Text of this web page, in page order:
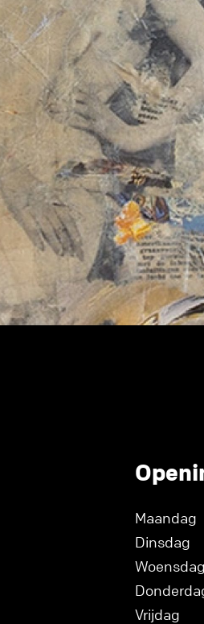
Maandag
Dinsdag
Woensdag
Vrijdag